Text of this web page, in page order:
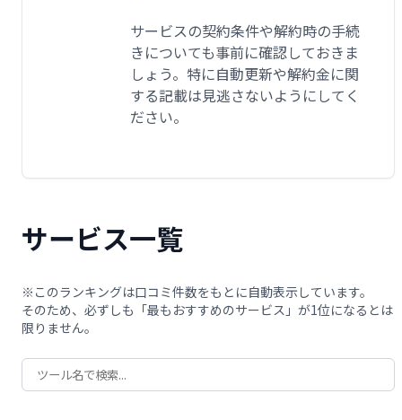
サービスの契約条件や解約時の手続
きについても事前に確認しておきま
しょう。特に自動更新や解約金に関
する記載は見逃さないようにしてく
ださい。
サービス一覧
※このランキングは口コミ件数をもとに自動表示しています。
そのため、必ずしも「最もおすすめのサービス」が1位になるとは
限りません。